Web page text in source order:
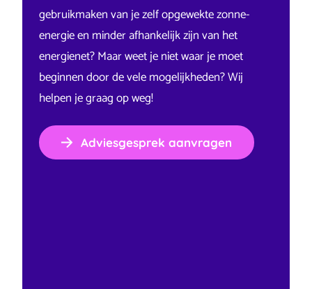
gebruikmaken van je zelf opgewekte zonne-
energie en minder afhankelijk zijn van het
energienet? Maar weet je niet waar je moet
beginnen door de vele mogelijkheden? Wij
helpen je graag op weg!
Adviesgesprek aanvragen